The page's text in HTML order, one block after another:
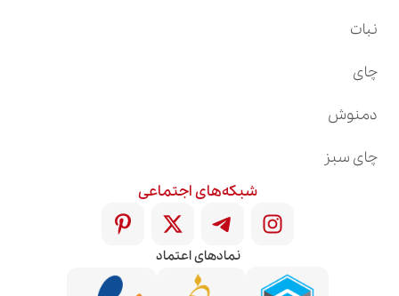
نبات
چای
دمنوش
چای سبز
شبکه‌های اجتماعی
نمادهای اعتماد